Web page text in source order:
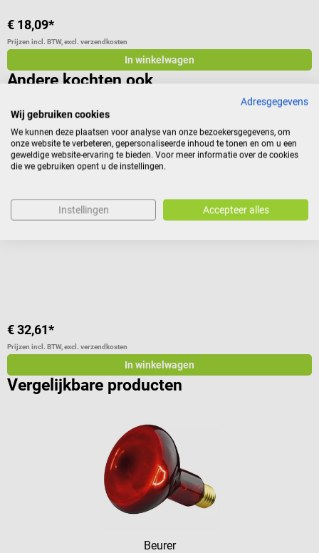
€ 18,09*
Prijzen incl. BTW, excl. verzendkosten
In winkelwagen
Andere kochten ook
Beurer
Infraroodlamp IL 11
Flexibele warmtelamp met modern design
Gemiddelde waardering van 5 van 5 sterren
€ 32,61*
Prijzen incl. BTW, excl. verzendkosten
In winkelwagen
Vergelijkbare producten
Beurer
Adresgegevens
Wij gebruiken cookies
We kunnen deze plaatsen voor analyse van onze bezoekersgegevens, om
onze website te verbeteren, gepersonaliseerde inhoud te tonen en om u een
geweldige website-ervaring te bieden. Voor meer informatie over de cookies
die we gebruiken opent u de instellingen.
Instellingen Accepteer alles